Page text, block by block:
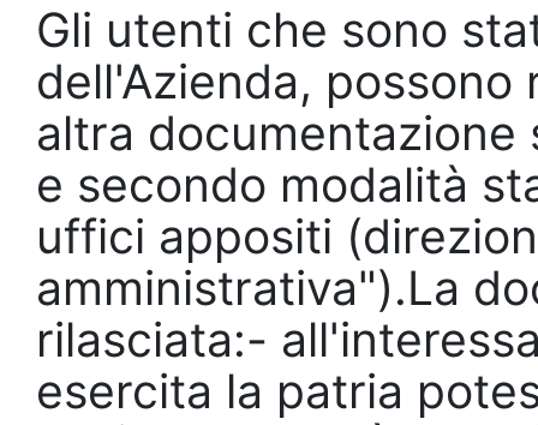
Gli utenti che sono
dell'Azienda,
altra
e secondo modalità
uffici appositi
amministrativa").La
rilasciata:-
esercita la patria